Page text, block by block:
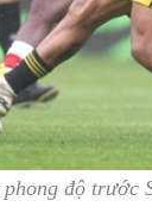
độ trước